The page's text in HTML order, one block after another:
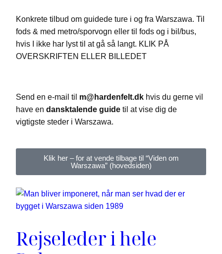
Konkrete tilbud om guidede ture i og fra Warszawa. Til
fods & med metro/sporvogn eller til fods og i bil/bus,
hvis I ikke har lyst til at gå så langt. KLIK PÅ
OVERSKRIFTEN ELLER BILLEDET
Send en e-mail til m@hardenfelt.dk hvis du gerne vil
have en dansktalende guide til at vise dig de
vigtigste steder i Warszawa.
Klik her – for at vende tilbage til “Viden om
Warszawa” (hovedsiden)
Rejseleder i hele